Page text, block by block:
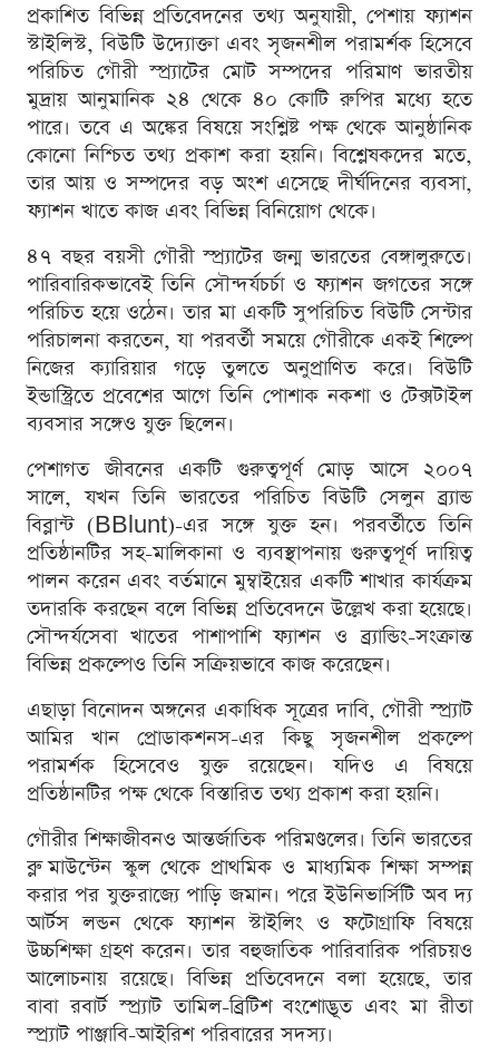
প্রকাশিত বিভিন্ন প্রতিবেদনের তথ্য অনুযায়ী, পেশায় ফ্যাশন
স্টাইলিস্ট, বিউটি উদ্যোক্তা এবং সৃজনশীল পরামর্শক হিসেবে
পরিচিত গৌরী স্প্র্যাটের মোট সম্পদের পরিমাণ ভারতীয়
মুদ্রায় আনুমানিক ২৪ থেকে ৪০ কোটি রুপির মধ্যে হতে
পারে। তবে এ অঙ্কের বিষয়ে সংশ্লিষ্ট পক্ষ থেকে আনুষ্ঠানিক
কোনো নিশ্চিত তথ্য প্রকাশ করা হয়নি। বিশ্লেষকদের মতে,
তার আয় ও সম্পদের বড় অংশ এসেছে দীর্ঘদিনের ব্যবসা,
ফ্যাশন খাতে কাজ এবং বিভিন্ন বিনিয়োগ থেকে।
৪৭ বছর বয়সী গৌরী স্প্র্যাটের জন্ম ভারতের বেঙ্গালুরুতে।
পারিবারিকভাবেই তিনি সৌন্দর্যচর্চা ও ফ্যাশন জগতের সঙ্গে
পরিচিত হয়ে ওঠেন। তার মা একটি সুপরিচিত বিউটি সেন্টার
পরিচালনা করতেন, যা পরবর্তী সময়ে গৌরীকে একই শিল্পে
নিজের ক্যারিয়ার গড়ে তুলতে অনুপ্রাণিত করে। বিউটি
ইন্ডাস্ট্রিতে প্রবেশের আগে তিনি পোশাক নকশা ও টেক্সটাইল
ব্যবসার সঙ্গেও যুক্ত ছিলেন।
পেশাগত জীবনের একটি গুরুত্বপূর্ণ মোড় আসে ২০০৭
সালে, যখন তিনি ভারতের পরিচিত বিউটি সেলুন ব্র্যান্ড
বিব্লান্ট (BBlunt)-এর সঙ্গে যুক্ত হন। পরবর্তীতে তিনি
প্রতিষ্ঠানটির সহ-মালিকানা ও ব্যবস্থাপনায় গুরুত্বপূর্ণ দায়িত্ব
পালন করেন এবং বর্তমানে মুম্বাইয়ের একটি শাখার কার্যক্রম
তদারকি করছেন বলে বিভিন্ন প্রতিবেদনে উল্লেখ করা হয়েছে।
সৌন্দর্যসেবা খাতের পাশাপাশি ফ্যাশন ও ব্র্যান্ডিং-সংক্রান্ত
বিভিন্ন প্রকল্পেও তিনি সক্রিয়ভাবে কাজ করেছেন।
এছাড়া বিনোদন অঙ্গনের একাধিক সূত্রের দাবি, গৌরী স্প্র্যাট
আমির খান প্রোডাকশনস-এর কিছু সৃজনশীল প্রকল্পে
পরামর্শক হিসেবেও যুক্ত রয়েছেন। যদিও এ বিষয়ে
প্রতিষ্ঠানটির পক্ষ থেকে বিস্তারিত তথ্য প্রকাশ করা হয়নি।
গৌরীর শিক্ষাজীবনও আন্তর্জাতিক পরিমণ্ডলের। তিনি ভারতের
ব্লু মাউন্টেন স্কুল থেকে প্রাথমিক ও মাধ্যমিক শিক্ষা সম্পন্ন
করার পর যুক্তরাজ্যে পাড়ি জমান। পরে ইউনিভার্সিটি অব দ্য
আর্টস লন্ডন থেকে ফ্যাশন স্টাইলিং ও ফটোগ্রাফি বিষয়ে
উচ্চশিক্ষা গ্রহণ করেন। তার বহুজাতিক পারিবারিক পরিচয়ও
আলোচনায় রয়েছে। বিভিন্ন প্রতিবেদনে বলা হয়েছে, তার
বাবা রবার্ট স্প্র্যাট তামিল-ব্রিটিশ বংশোদ্ভূত এবং মা রীতা
স্প্র্যাট পাঞ্জাবি-আইরিশ পরিবারের সদস্য।